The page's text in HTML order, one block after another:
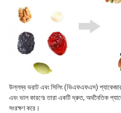
উল্লম্ব ভরাট এবং সিলিং (ভিএফএফএস)
এবং ভাল কারণেঃ তারা একটি দ্রুত, অর্থনৈতিক
সংরক্ষণ করে।